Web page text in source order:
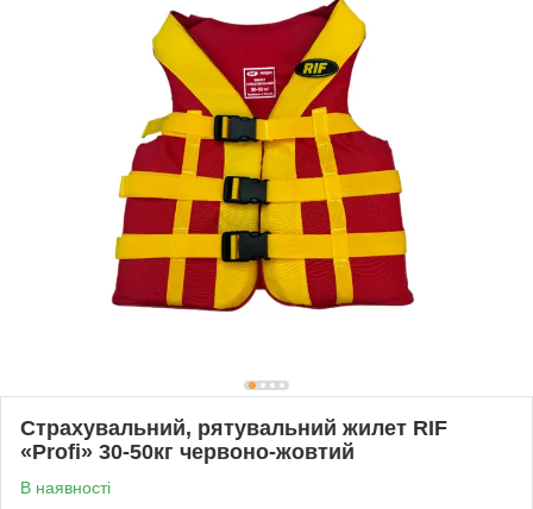
Страхувальний, рятувальний жилет RIF
«Profi» 30-50кг червоно-жовтий
В наявності